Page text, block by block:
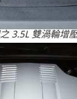
3.5L 雙渦輪增